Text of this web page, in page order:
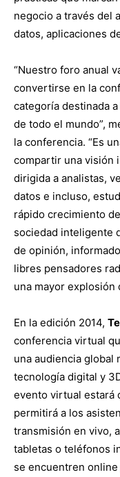
negocio a través del
datos, aplicaciones
“Nuestro foro anual
convertirse en la
categoría destinada
de todo el mundo”,
la conferencia. “Es
compartir una visión
dirigida a analistas,
datos e incluso,
rápido crecimiento
sociedad inteligente
de opinión,
libres pensadores
una mayor explosión
En la edición 2014,
conferencia virtual
una audiencia global
tecnología digital y
evento virtual estará
permitirá a los
transmisión en vivo,
tabletas o teléfonos
se encuentren